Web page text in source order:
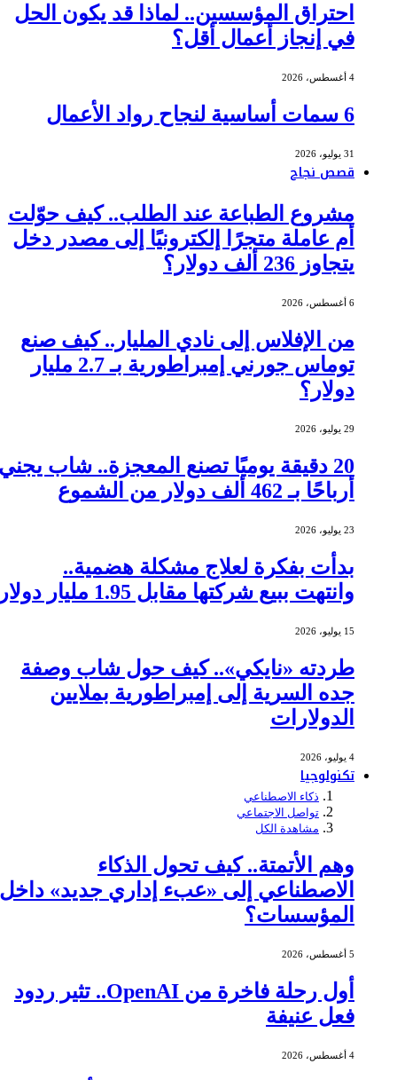
احتراق المؤسسين.. لماذا قد يكون الحل
في إنجاز أعمال أقل؟
4 أغسطس، 2026
6 سمات أساسية لنجاح رواد الأعمال
31 يوليو، 2026
قصص نجاح
مشروع الطباعة عند الطلب.. كيف حوّلت
أم عاملة متجرًا إلكترونيًا إلى مصدر دخل
يتجاوز 236 ألف دولار؟
6 أغسطس، 2026
من الإفلاس إلى نادي المليار.. كيف صنع
توماس جورني إمبراطورية بـ 2.7 مليار
دولار؟
29 يوليو، 2026
20 دقيقة يوميًا تصنع المعجزة.. شاب يجني
أرباحًا بـ 462 ألف دولار من الشموع
23 يوليو، 2026
بدأت بفكرة لعلاج مشكلة هضمية..
وانتهت ببيع شركتها مقابل 1.95 مليار دولار
15 يوليو، 2026
طردته «نايكي».. كيف حول شاب وصفة
جده السرية إلى إمبراطورية بملايين
الدولارات
4 يوليو، 2026
تكنولوجيا
ذكاء الاصطناعي
تواصل الاجتماعي
مشاهدة الكل
وهم الأتمتة.. كيف تحول الذكاء
الاصطناعي إلى «عبء إداري جديد» داخل
المؤسسات؟
5 أغسطس، 2026
أول رحلة فاخرة من OpenAI.. تثير ردود
فعل عنيفة
4 أغسطس، 2026